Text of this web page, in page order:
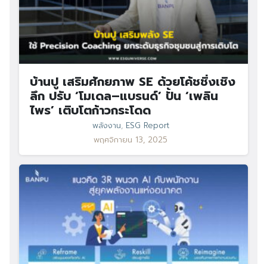
บ้านปู เสริมศักยภาพ SE ด้วยโค้ชชิ่งเชิง
ลึก ปรับ ‘โมเดล–แบรนด์’ ปั้น ‘เพลิน
ไพร’ เติบโตก้าวกระโดด
พลังงาน, ESG Report
พฤศจิกายน 13, 2025